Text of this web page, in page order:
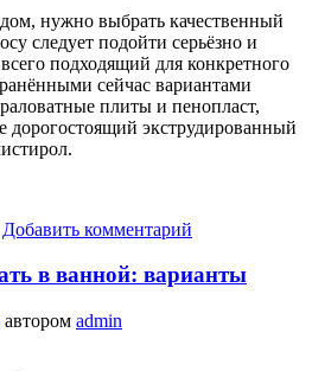
нужно выбрать качественный
следует подойти серьёзно и
подходящий для конкретного
сейчас вариантами
плиты и пенопласт,
дорогостоящий экструдированный
Добавить комментарий
в ванной: варианты
автором admin